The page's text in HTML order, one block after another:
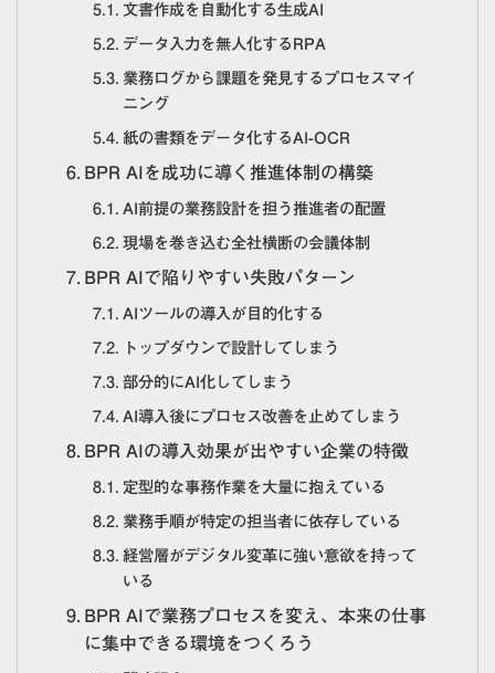
文書作成を自動化する生成AI
データ入力を無人化するRPA
業務ログから課題を発見するプロセスマイ
ニング
紙の書類をデータ化するAI-OCR
BPR AIを成功に導く推進体制の構築
AI前提の業務設計を担う推進者の配置
現場を巻き込む全社横断の会議体制
BPR AIで陥りやすい失敗パターン
AIツールの導入が目的化する
トップダウンで設計してしまう
部分的にAI化してしまう
AI導入後にプロセス改善を止めてしまう
BPR AIの導入効果が出やすい企業の特徴
定型的な事務作業を大量に抱えている
業務手順が特定の担当者に依存している
経営層がデジタル変革に強い意欲を持って
いる
BPR AIで業務プロセスを変え、本来の仕事
に集中できる環境をつくろう